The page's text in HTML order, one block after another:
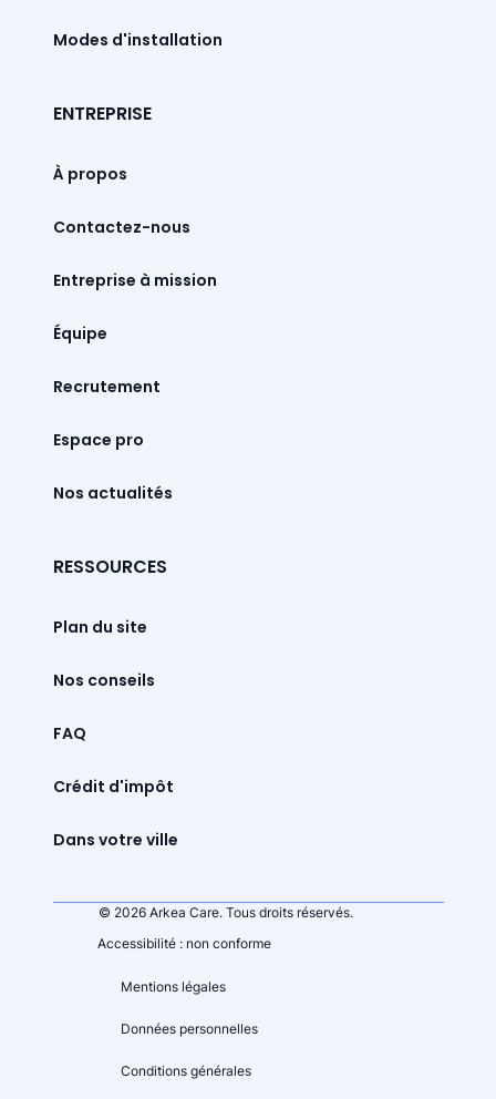
Modes d'installation
ENTREPRISE
À propos
Contactez-nous
Entreprise à mission
Équipe
Recrutement
Espace pro
Nos actualités
RESSOURCES
Plan du site
Nos conseils
FAQ
Crédit d'impôt
Dans votre ville
© 2026 Arkea Care. Tous droits réservés.
Accessibilité : non conforme
Mentions légales
Données personnelles
Conditions générales